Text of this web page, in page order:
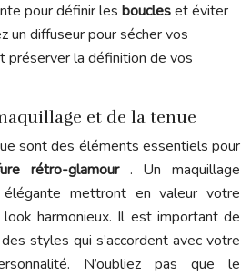
pour définir les boucleset éviter
un diffuseur pour sécher vos
préserver la définition de vos
et de la tenue
sont des éléments essentiels pour
rétro-glamour . Un maquillage
mettront en valeur votre
harmonieux. Il est important de
styles qui s’accordent avec votre
N’oubliez pas que le